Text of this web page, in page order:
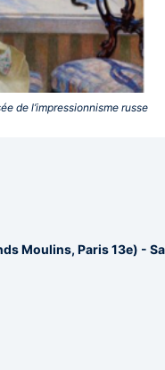
de l’impressionnisme russe‎
Moulins, Paris 13e) -